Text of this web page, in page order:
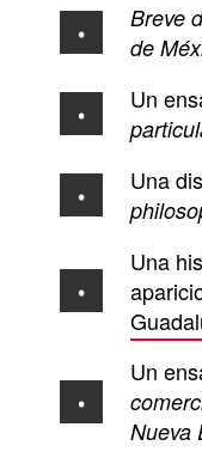
Breve
de
Un
Una
Una
Un
Nueva